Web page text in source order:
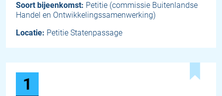
Soort bijeenkomst: Petitie (commissie Buitenlandse
Handel en Ontwikkelingssamenwerking)
Locatie: Petitie Statenpassage
1